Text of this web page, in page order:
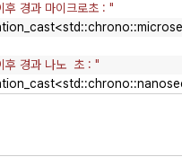
후 경과 마이크로초 : "
후 경과 나노 초 : "